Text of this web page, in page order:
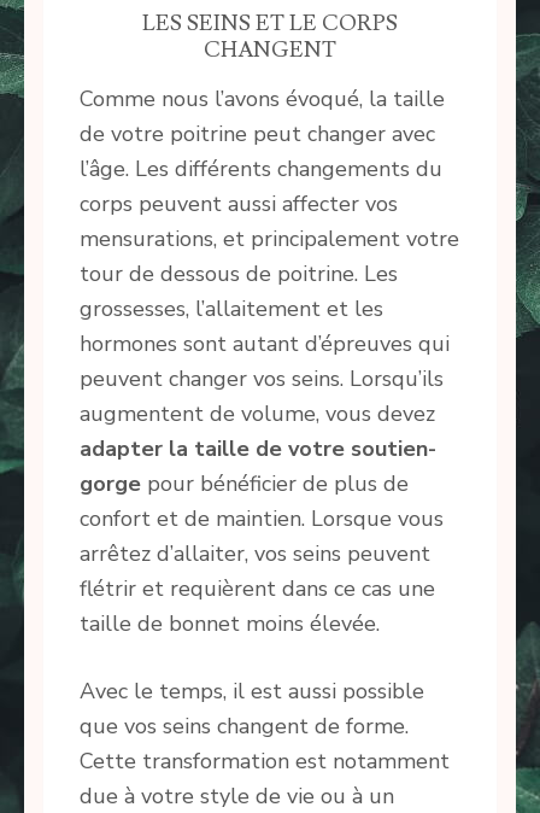
LES SEINS ET LE CORPS
CHANGENT
Comme nous l’avons évoqué, la taille
de votre poitrine peut changer avec
l’âge. Les différents changements du
corps peuvent aussi affecter vos
mensurations, et principalement votre
tour de dessous de poitrine. Les
grossesses, l’allaitement et les
hormones sont autant d’épreuves qui
peuvent changer vos seins. Lorsqu’ils
augmentent de volume, vous devez
adapter la taille de votre soutien-
gorge pour bénéficier de plus de
confort et de maintien. Lorsque vous
arrêtez d’allaiter, vos seins peuvent
flétrir et requièrent dans ce cas une
taille de bonnet moins élevée.
Avec le temps, il est aussi possible
que vos seins changent de forme.
Cette transformation est notamment
due à votre style de vie ou à un